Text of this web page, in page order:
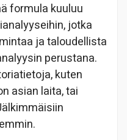
formula kuuluu
jotka
ja taloudellista
perustana.
kuten
asian laita, tai